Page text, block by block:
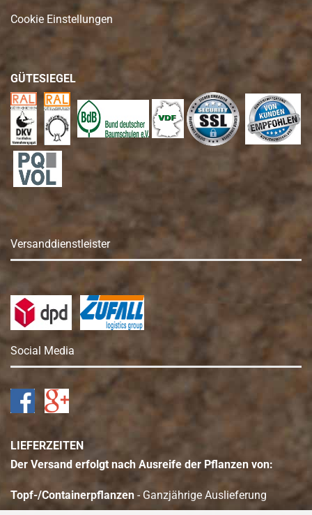
Cookie Einstellungen
GÜTESIEGEL
Versanddienstleister
Social Media
LIEFERZEITEN
Der Versand erfolgt nach Ausreife der Pflanzen von:
Topf-/Containerpflanzen - Ganzjährige Auslieferung